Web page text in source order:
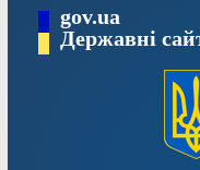
Перейтиgov.ua
Державні